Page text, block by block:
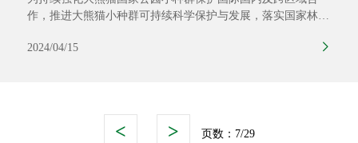
作，推进大熊猫小种群可持续科学保护与发展，落实国家林业
合作计划中关于小种群保护合作相关工作要求，4月9日，四川
2024/04/15
< > 页数： 7/29